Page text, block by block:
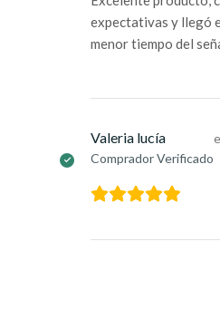
expectativas y llegó
menor tiempo del
Valeria lucía
Comprador Verificado